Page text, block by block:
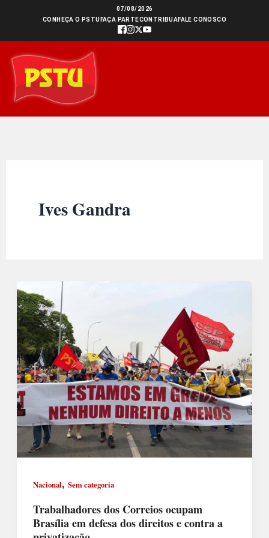
conteúdo
07/08/2026
CONHEÇA O PSTU FAÇA PARTECONTRIBUAFALE CONOSCO
Ives Gandra
Nacional, Sem categoria
Trabalhadores dos Correios ocupam
Brasília em defesa dos direitos e contra a